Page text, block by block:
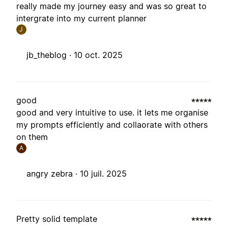
really made my journey easy and was so great to
intergrate into my current planner
J
jb_theblog · 10 oct. 2025
good
good and very intuitive to use. it lets me organise
my prompts efficiently and collaorate with others
on them
A
angry zebra · 10 juil. 2025
Pretty solid template